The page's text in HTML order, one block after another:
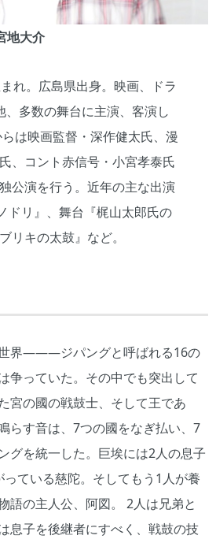
地大介
れ。広島県出身。映画、ドラ
、多数の舞台に主演、客演し
は映画監督・深作健太氏、漫
、コント赤信号・小宮孝泰氏
公演を行う。近年の主な出演
ドリ』、舞台『梶山太郎氏の
リキの太鼓』など。
界―――ジパングと呼ばれる16の
争っていた。その中でも突出して
宮の國の戦鼓士、そして王であ
らす音は、7つの國をなぎ払い、7
グを統一した。巨埃には2人の息子
ている慈陀。そしてもう1人が養
語の主人公、阿図。 2人は兄弟と
息子を後継者にすべく、戦鼓の技